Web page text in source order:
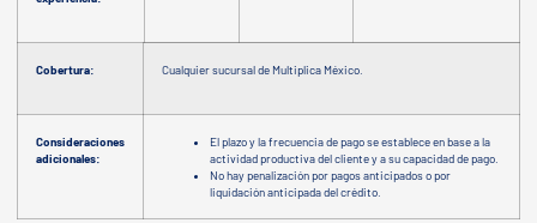
Cobertura: Cualquier sucursal de Multiplica México.
Consideraciones
adicionales:
El plazo y la frecuencia de pago se establece en base a la
actividad productiva del cliente y a su capacidad de pago.
No hay penalización por pagos anticipados o por
liquidación anticipada del crédito.